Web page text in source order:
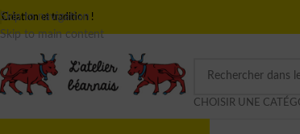
Skip to navigation
Skip to main content
Création et tradition !